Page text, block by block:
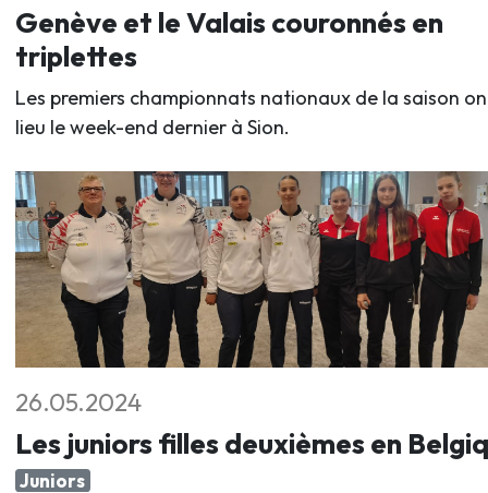
Genève et le Valais couronnés en
triplettes
Les premiers championnats nationaux de la saison
lieu le week-end dernier à Sion.
26.05.2024
Les juniors filles deuxièmes en
Juniors